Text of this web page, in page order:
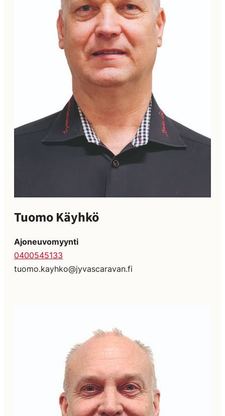
Tuomo Käyhkö
Ajoneuvomyynti
0400545133
tuomo.kayhko@jyvascaravan.fi